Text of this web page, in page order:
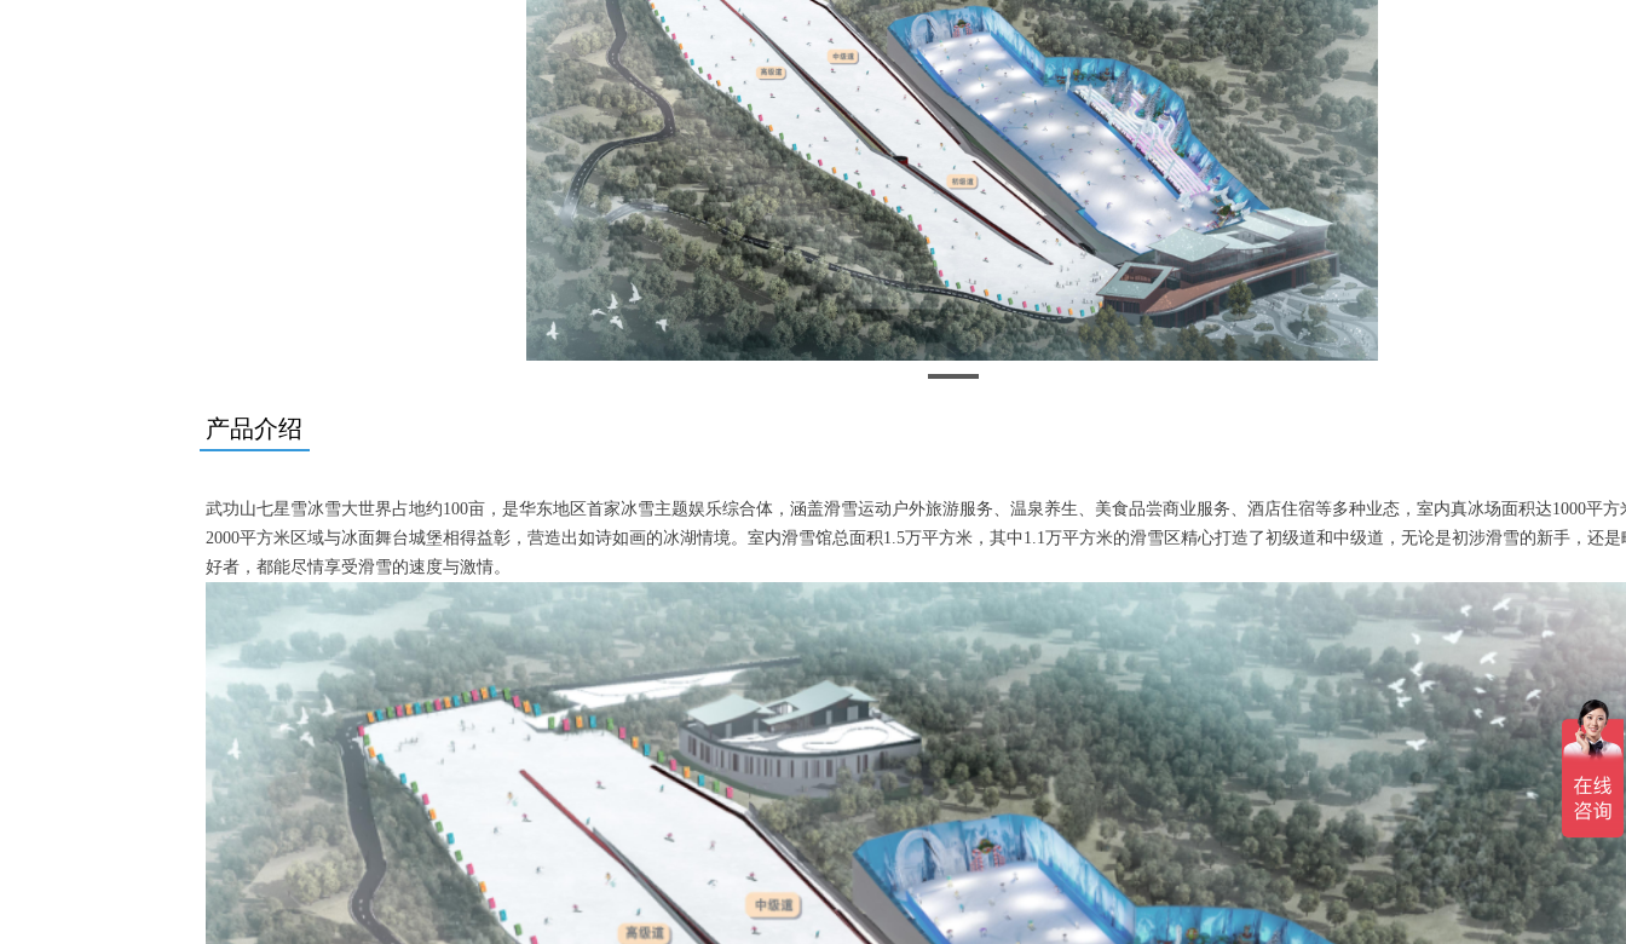
产品介绍
武功山七星雪冰雪大世界占地约100亩，是华东地区首家冰雪主题娱乐综合体，涵盖滑雪运动户外旅游服务、温泉养生、美食品尝商业服务、酒店住宿等多种业态，室内真冰场面积达1000平方
2000平方米区域与冰面舞台城堡相得益彰，营造出如诗如画的冰湖情境。室内滑雪馆总面积1.5万平方米，其中1.1万平方米的滑雪区精心打造了初级道和中级道，无论是初涉滑雪的新手，还
好者，都能尽情享受滑雪的速度与激情。